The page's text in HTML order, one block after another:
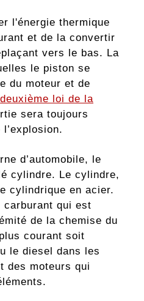
l'énergie thermique
et de la convertir
vers le bas. La
le piston se
du moteur et de
deuxième loi de la
sera toujours
d’automobile, le
cylindre. Le cylindre,
cylindrique en acier.
carburant qui est
de la chemise du
courant soit
le diesel dans les
des moteurs qui